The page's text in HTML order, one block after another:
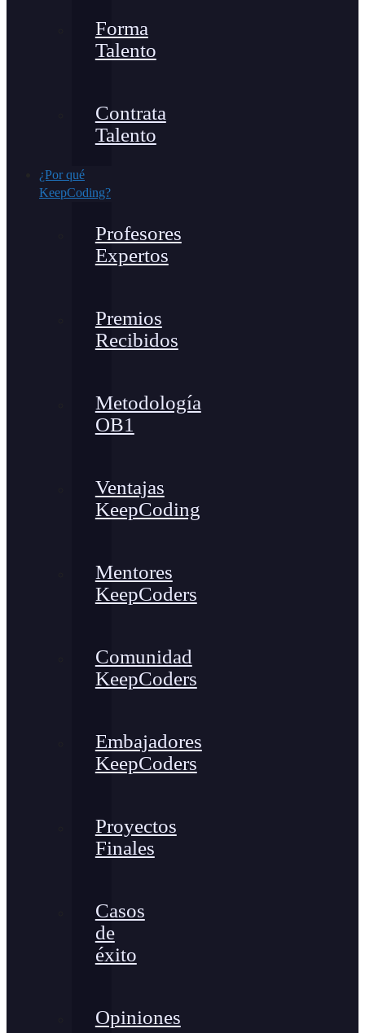
Forma
Talento
Contrata
Talento
¿Por qué
KeepCoding?
Profesores
Expertos
Premios
Recibidos
Metodología
OB1
Ventajas
KeepCoding
Mentores
KeepCoders
Comunidad
KeepCoders
Embajadores
KeepCoders
Proyectos
Finales
Casos
de
éxito
Opiniones